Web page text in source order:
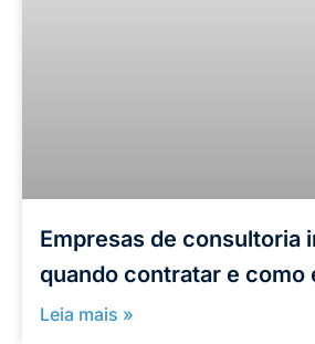
Empresas de consultoria
quando contratar e como
Leia mais »